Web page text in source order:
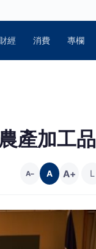
財經 消費 專欄
產加工品
A− A A+ L